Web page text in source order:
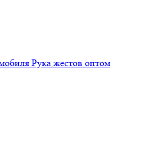
Рука жестов оптом